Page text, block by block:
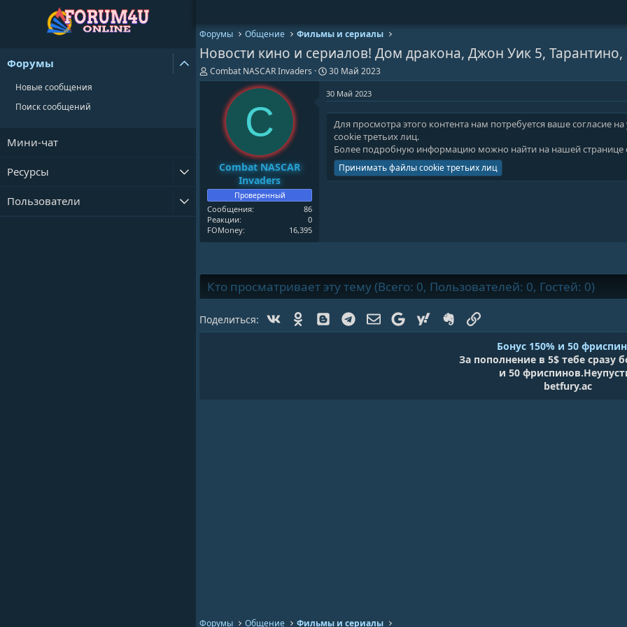
Форумы
Новые сообщения
Поиск сообщений
Мини-чат
Ресурсы
Пользователи
Форумы Общение Фильмы и сериалы
Новости кино и сериалов! Дом дракона, Джон Уик 5,
А
в
Combat NASCAR Invaders
Д
а
т
а
н
30 Май 2023
C
Combat NASCAR
Invaders
Проверенный
Сообщения
86
Реакции
0
FOMoney
16,395
30 Май 2023
Для просмотра этого контента нам потребуется ваше согласие
cookie третьих лиц.
Более подробную информацию можно найти на нашейстранице
Принимать файлы cookie третьих лиц
Кто просматривает эту тему (Всего: 0, Пользователей: 0, Гостей: 0)
Поделиться: Vk Ok BloggerTelegramЭлектронная почта
GoogleYahoo EvernoteСсылка
Бонус 150% и 50
За пополнение в 5$ тебе сразу
и 50
betfury.ac
Форумы Общение Фильмы и сериалы